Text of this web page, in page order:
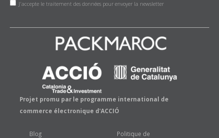
J'accepte le traitement des données pour envoyer la newsletter
Projet promu par le programme international de
commerce électronique d'ACCIÓ
Blog
Politique de